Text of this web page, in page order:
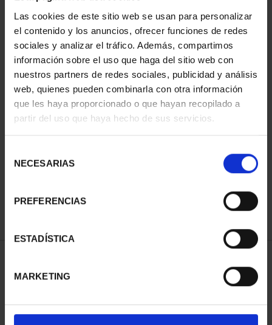
Las cookies de este sitio web se usan para personalizar
el contenido y los anuncios, ofrecer funciones de redes
sociales y analizar el tráfico. Además, compartimos
información sobre el uso que haga del sitio web con
nuestros partners de redes sociales, publicidad y análisis
web, quienes pueden combinarla con otra información
que les haya proporcionado o que hayan recopilado a
partir del uso que haya hecho de sus servicios.
NECESARIAS
PREFERENCIAS
ESTADÍSTICA
MARKETING
CIUDADES PATRIMONIO
DE LA HUMANIDAD
1.095,00 €
SUSCRIPCIÓN CIUDADES
PATRIMONIO DE LA
1.095,00 €
Sólo para usuarios
registrados